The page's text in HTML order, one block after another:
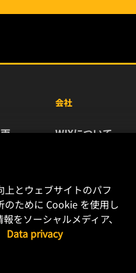
会社
WIXについて
キャリア
データプライバシー
リーガルノーティス
とウェブサイトのパフ
のために Cookie を使用し
をソーシャルメディア、
Data privacy